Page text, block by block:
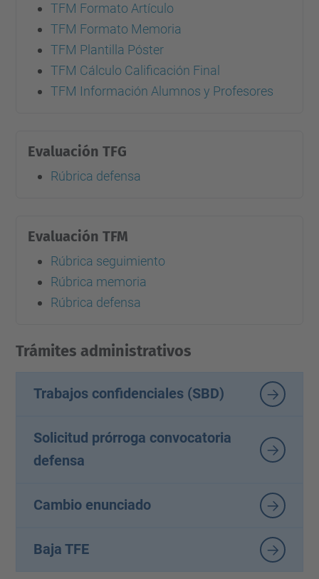
TFM Formato Artículo
TFM Formato Memoria
TFM Plantilla Póster
TFM Cálculo Calificación Final
TFM Información Alumnos y Profesores
Evaluación TFG
Rúbrica defensa
Evaluación TFM
Rúbrica seguimiento
Rúbrica memoria
Rúbrica defensa
Trámites administrativos
Trabajos confidenciales (SBD)
Solicitud prórroga convocatoria
defensa
Cambio enunciado
Baja TFE